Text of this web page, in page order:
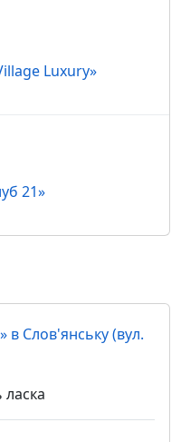
Luxury»
21»
в Слов'янську (вул.